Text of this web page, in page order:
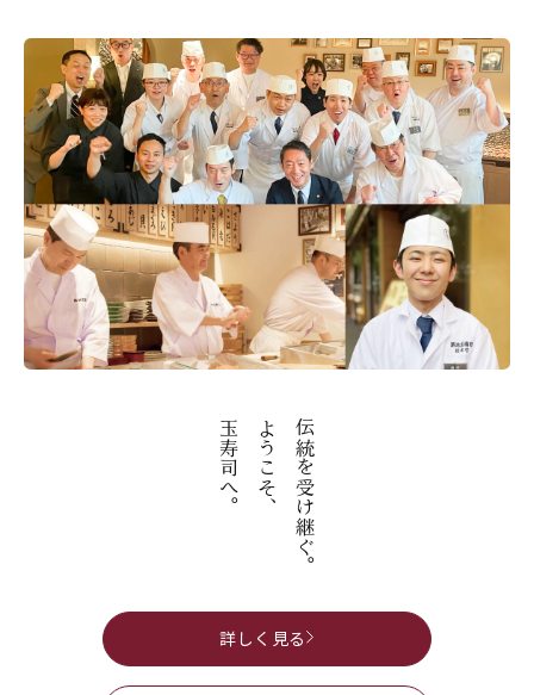
伝統を受け継ぐ。
ようこそ、
玉寿司へ。
詳しく見る